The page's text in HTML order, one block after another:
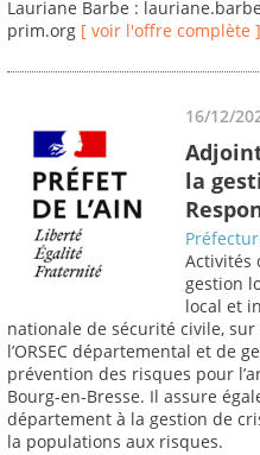
Lauriane Barbe :
prim.org [ voir l'offre complète ]
16/12/
la
Activités
gestion
local et
nationale de sécurité civile,
l’ORSEC départemental et de
prévention des risques pour
Bourg-en-Bresse. Il assure
département à la gestion de
la populations aux risques.